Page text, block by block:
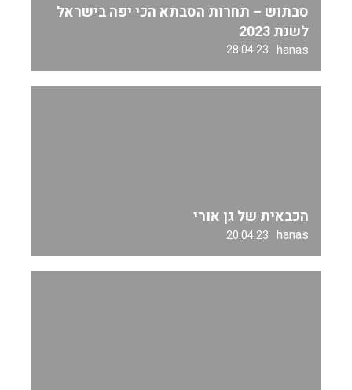
סבתוש – תחרות הסבתא הכי יפה בישראל
לשנת 2023
hanas
28.04.23
הכבאית של גן אורי
hanas
20.04.23